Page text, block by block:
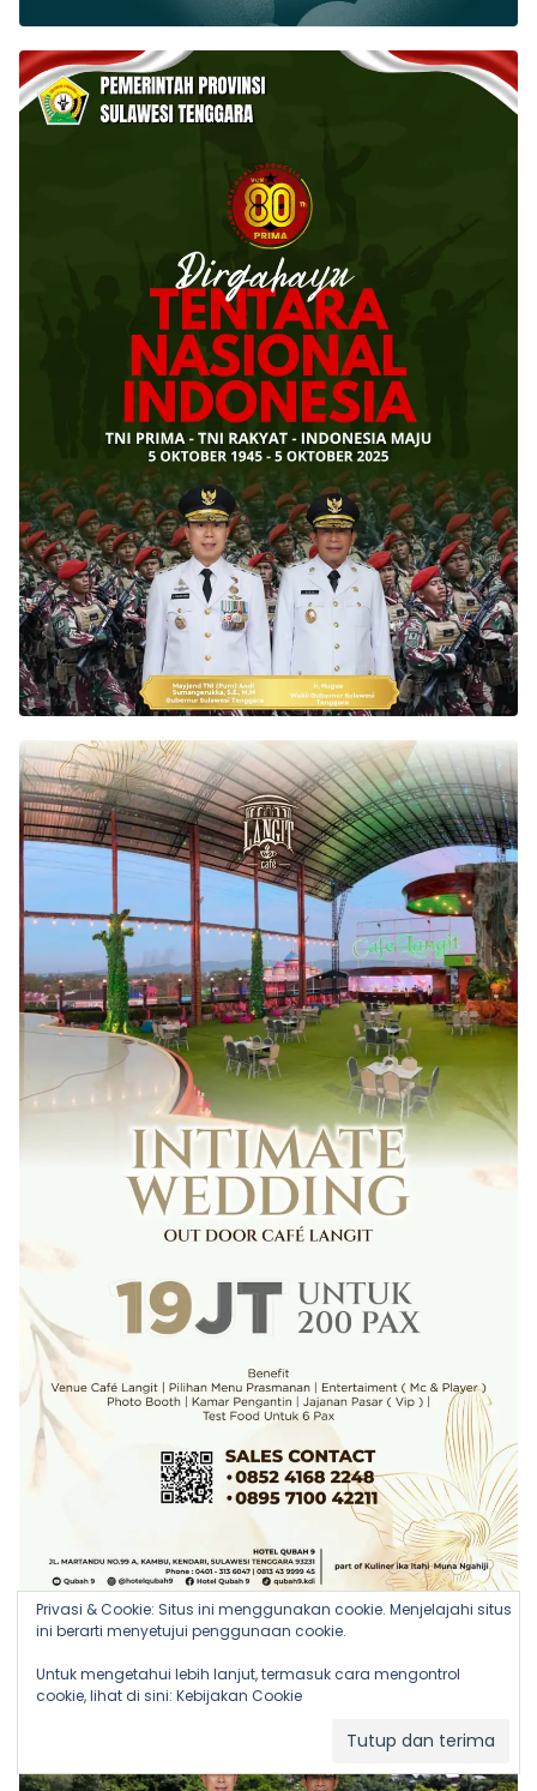
Privasi & Cookie: Situs ini menggunakan cookie. Menjelajahi situs
ini berarti menyetujui penggunaan cookie.
Untuk mengetahui lebih lanjut, termasuk cara mengontrol
cookie, lihat di sini: Kebijakan Cookie